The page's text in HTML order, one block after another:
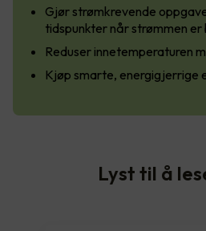
Gjør strømkrevende
tidspunkter når strømmen er
Reduser innetemperaturen
Kjøp smarte, energigjerrige
Lyst til å